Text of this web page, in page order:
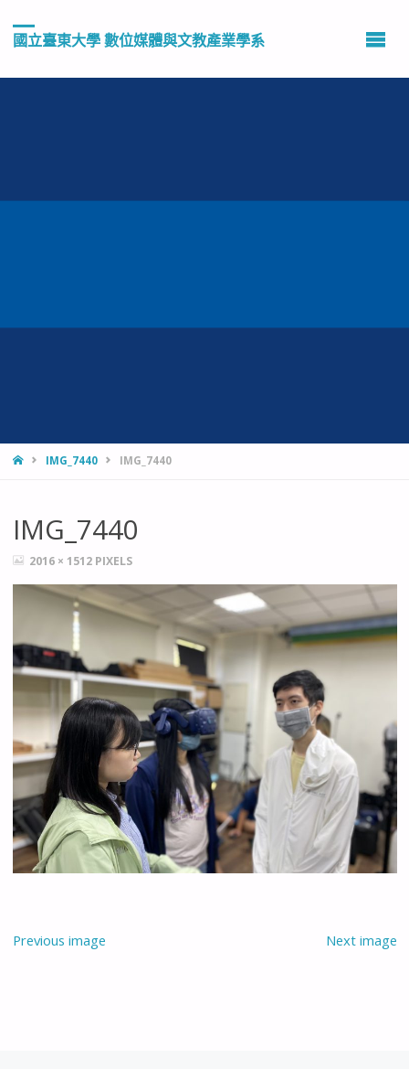
國立臺東大學 數位媒體與文教產業學系
HOMEIMG_7440 IMG_7440
IMG_7440
FULL2016 × 1512 PIXELS
Previous image Next image